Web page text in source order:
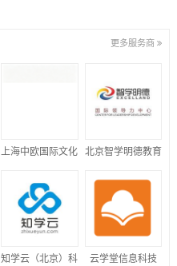
更多服务商
上海中欧国际文化 北京智学明德教育
知学云（北京）科 云学堂信息科技